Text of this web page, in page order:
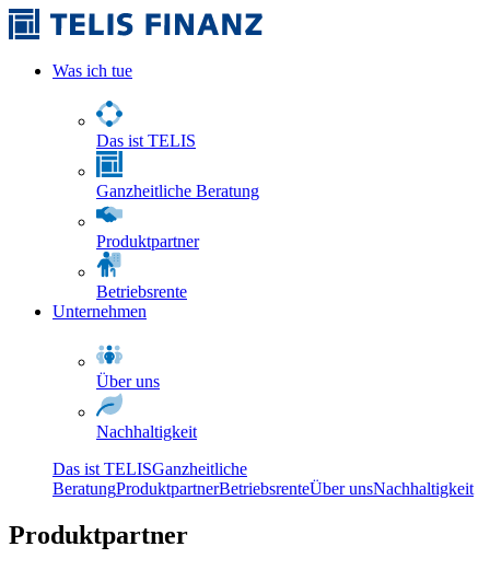
Was ich tue
Das ist TELIS
Ganzheitliche Beratung
Produktpartner
Betriebsrente
Unternehmen
Über uns
Nachhaltigkeit
Das ist TELISGanzheitliche
BeratungProduktpartnerBetriebsrenteÜber unsNachhaltigkeit
Produktpartner